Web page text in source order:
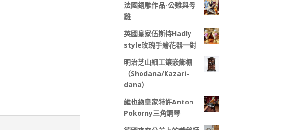
法國銅雕作品-公雞與母
雞
英國皇家伍斯特Hadly
style玫瑰手繪花器一對
明治芝山細工鑲嵌飾棚
（Shodana/Kazari-
dana）
維也納皇家特許Anton
Pokorny三角鋼琴